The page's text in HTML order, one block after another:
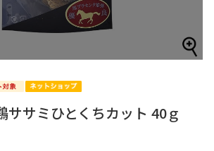
ササミひとくちカット 40ｇ